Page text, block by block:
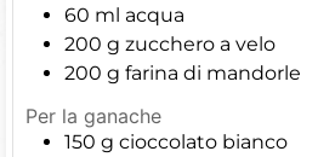
60 ml acqua
200 g zucchero a velo
200 g farina di mandorle
Per la ganache
150 g cioccolato bianco